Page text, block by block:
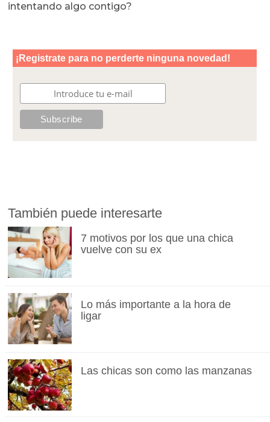
intentando algo contigo?
También puede interesarte
7 motivos por los que una chica
vuelve con su ex
Lo más importante a la hora de
ligar
Las chicas son como las manzanas